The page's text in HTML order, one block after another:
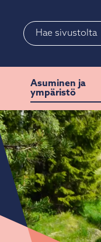
Asuminen ja
ympäristö